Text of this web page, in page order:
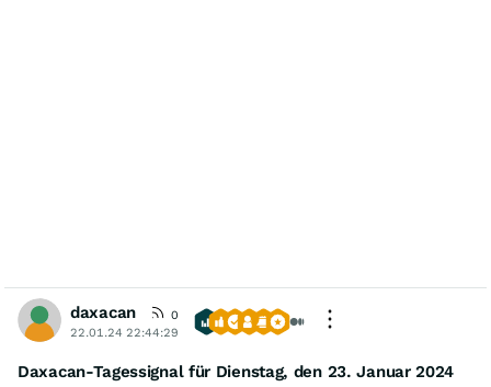
daxacan
0
22.01.24 22:44:29
Daxacan-Tagessignal für Dienstag, den 23. Januar 2024